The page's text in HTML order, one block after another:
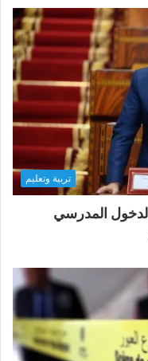
تربية وتعليم
الدخول المدرسي